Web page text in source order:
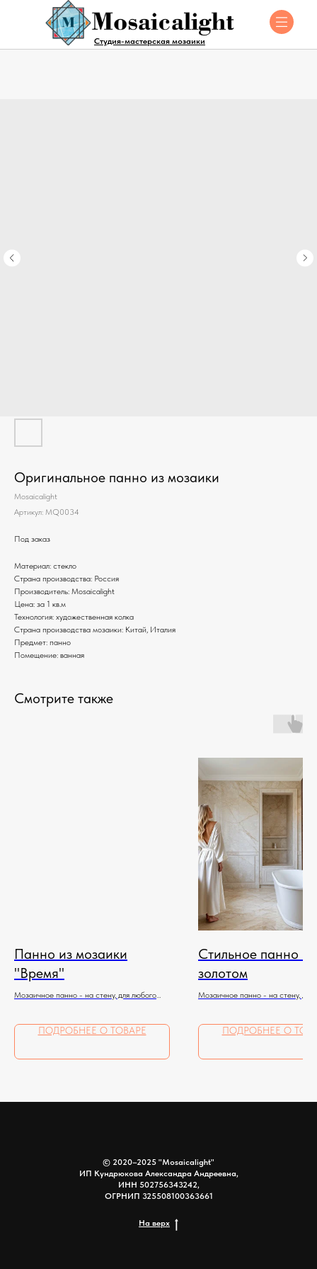
Студия-мастерская мозаики
Оригинальное панно из мозаики
Mosaicalight
Артикул: MQ0034
Под заказ
Материал: стекло
Страна производства: Россия
Производитель: Mosaicalight
Цена: за 1 кв.м
Технология: художественная колка
Страна производства мозаики: Китай, Италия
Предмет: панно
Помещение: ванная
Смотрите также
Панно из мозаики
"Время"
Мозаичное панно - на стену, для любого
ПОДРОБНЕЕ О ТОВАРЕ
Стильное панно с
золотом
Мозаичное панно - на стену, для
ПОДРОБНЕЕ О
© 2020–2025 "Mosaicalight"
ИП Кундрюкова Александра Андреевна,
ИНН 502756343242,
ОГРНИП 325508100363661
На верх